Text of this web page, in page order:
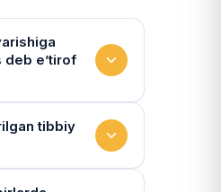
deb e’tirof
kim
"Inson"
tibbiy